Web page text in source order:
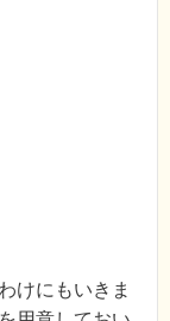
けにもいきま